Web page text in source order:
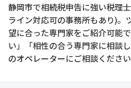
静岡市で相続税申告に強い税理
ライン対応可の事務所もあり)。
望に合った専門家をご紹介可能
い」「相性の合う専門家に相談
のオペレーターにご相談ください